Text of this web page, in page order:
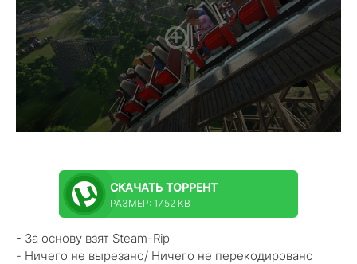
СКАЧАТЬ ТОРРЕНТ
РАЗМЕР: 17.52 KB
- За основу взят Steam-Rip
- Ничего не вырезано/ Ничего не перекодировано